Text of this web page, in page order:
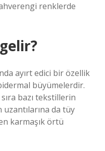
renklerde
ayırt edici bir özellik
büyümelerdir.
bazı tekstillerin
uzantılarına da tüy
karmaşık örtü